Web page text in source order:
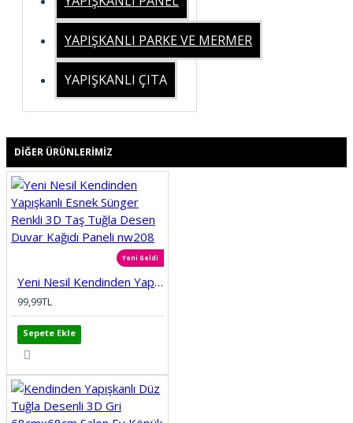
YAPIŞKANLI PARKE VE MERMER
YAPIŞKANLI ÇITA
DIĞER ÜRÜNLERIMIZ
Yeni Geldi
Yeni Nesil Kendinden Yapışkanlı Esnek Sünger Renkli 3D Taş Tuğla Desen Duvar Kağıdı Paneli nw208
99,99TL
Sepete Ekle